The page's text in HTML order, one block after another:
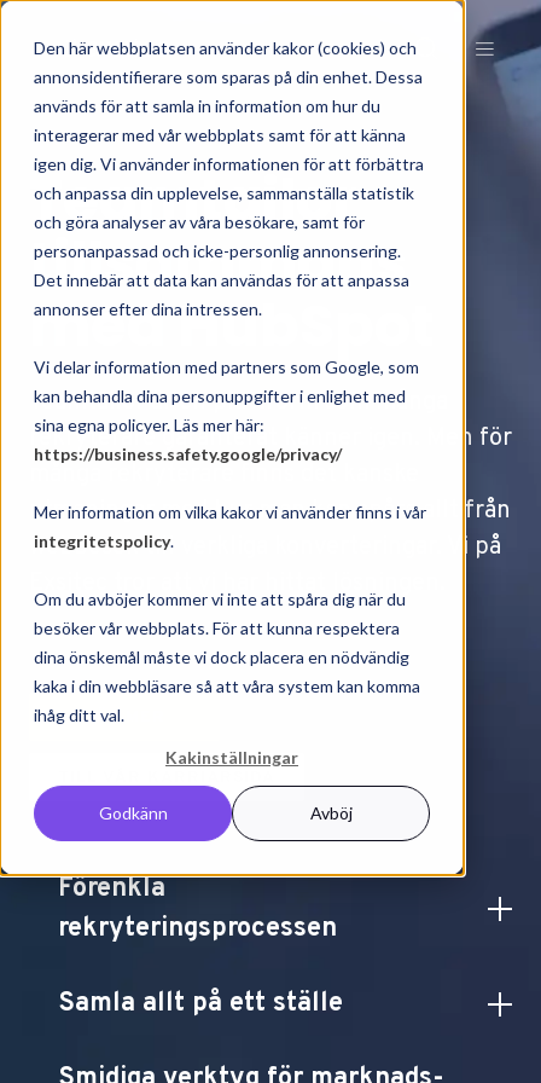
Den här webbplatsen använder kakor (cookies) och
annonsidentifierare som sparas på din enhet. Dessa
används för att samla in information om hur du
interagerar med vår webbplats samt för att känna
igen dig. Vi använder informationen för att förbättra
och anpassa din upplevelse, sammanställa statistik
och göra analyser av våra besökare, samt för
personanpassad och icke-personlig annonsering.
Det innebär att data kan användas för att anpassa
annonser efter dina intressen.
Vi delar information med partners som Google, som
kan behandla dina personuppgifter i enlighet med
sina egna policyer. Läs mer här:
https://business.safety.google/privacy/
Mer information om vilka kakor vi använder finns i vår
integritetspolicy.
Om du avböjer kommer vi inte att spåra dig när du
besöker vår webbplats. För att kunna respektera
dina önskemål måste vi dock placera en nödvändig
kaka i din webbläsare så att våra system kan komma
ihåg ditt val.
Kakinställningar
Godkänn Avböj
Teamtailor
tillsammans
med HubSpot
Teamtailor är en plattform som många
rekryterare garanterat känner igen. Men för
utmaningar med hur man kan spåra allt från
webbesök till verkliga konverteringar. Vi på
LÄS MER
Förenkla
rekryteringsprocessen
flera system kan ni snabbare och lättare få en
från ansökan till sign.
Samla allt på ett ställe